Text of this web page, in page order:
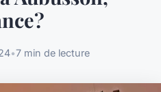
•7 min de lecture